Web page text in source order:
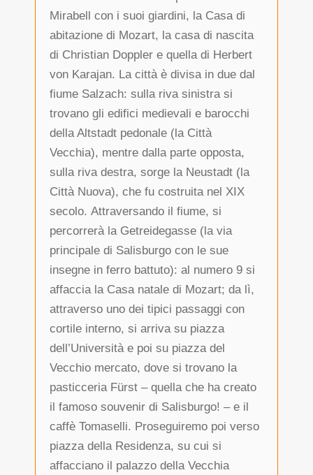
Mirabell con i suoi giardini, la Casa di
abitazione di Mozart, la casa di nascita
di Christian Doppler e quella di Herbert
von Karajan. La città è divisa in due dal
fiume Salzach: sulla riva sinistra si
trovano gli edifici medievali e barocchi
della Altstadt pedonale (la Città
Vecchia), mentre dalla parte opposta,
sulla riva destra, sorge la Neustadt (la
Città Nuova), che fu costruita nel XIX
secolo. Attraversando il fiume, si
percorrerà la Getreidegasse (la via
principale di Salisburgo con le sue
insegne in ferro battuto): al numero 9 si
affaccia la Casa natale di Mozart; da lì,
attraverso uno dei tipici passaggi con
cortile interno, si arriva su piazza
dell’Università e poi su piazza del
Vecchio mercato, dove si trovano la
pasticceria Fürst – quella che ha creato
il famoso souvenir di Salisburgo! – e il
caffè Tomaselli. Proseguiremo poi verso
piazza della Residenza, su cui si
affacciano il palazzo della Vecchia